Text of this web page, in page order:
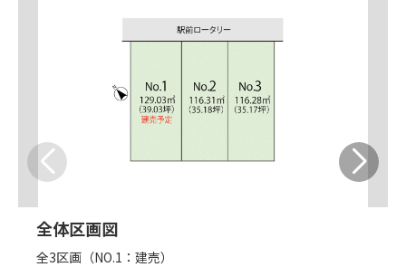
全体区画図
全3区画（NO.1：建売）